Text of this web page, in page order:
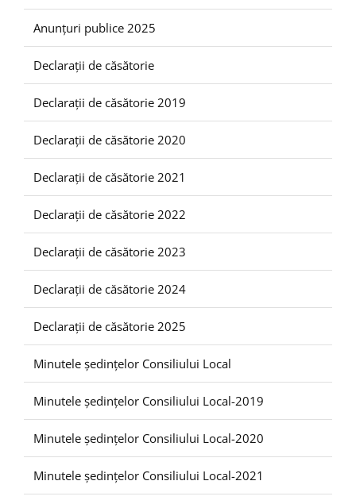
Anunțuri publice 2025
Declarații de căsătorie
Declarații de căsătorie 2019
Declarații de căsătorie 2020
Declarații de căsătorie 2021
Declarații de căsătorie 2022
Declarații de căsătorie 2023
Declarații de căsătorie 2024
Declarații de căsătorie 2025
Minutele ședințelor Consiliului Local
Minutele ședințelor Consiliului Local-2019
Minutele ședințelor Consiliului Local-2020
Minutele ședințelor Consiliului Local-2021